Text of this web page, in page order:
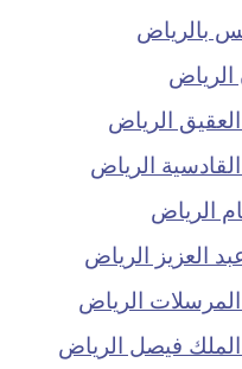
بالرياض
الرياض
الرياض
الرياض
العزيز الرياض
الرياض
فيصل الرياض